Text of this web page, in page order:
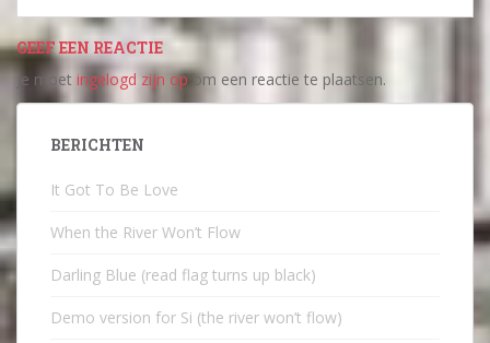
GEEF EEN REACTIE
Je moet ingelogd zijn opom een reactie te plaatsen.
BERICHTEN
It Got To Be Love
When the River Won’t Flow
Darling Blue (read flag turns up black)
Demo version for Si (the river won’t flow)